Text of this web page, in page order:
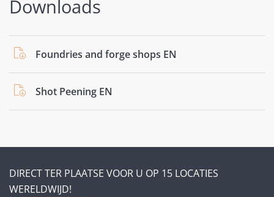
Downloads
Foundries and forge shops EN
Shot Peening EN
DIRECT TER PLAATSE VOOR U OP 15 LOCATIES
WERELDWIJD!